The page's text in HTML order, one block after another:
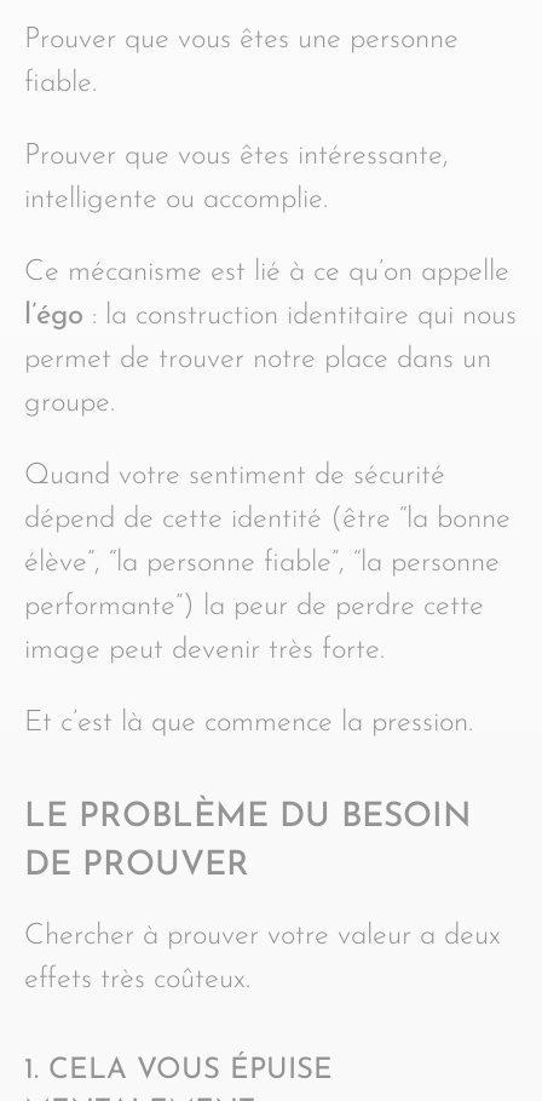
Prouver que vous êtes une personne
fiable.
Prouver que vous êtes intéressante,
intelligente ou accomplie.
Ce mécanisme est lié à ce qu’on appelle
l’égo : la construction identitaire qui nous
permet de trouver notre place dans un
groupe.
Quand votre sentiment de sécurité
dépend de cette identité (être “la bonne
élève”, “la personne fiable”, “la personne
performante”) la peur de perdre cette
image peut devenir très forte.
Et c’est là que commence la pression.
LE PROBLÈME DU BESOIN
DE PROUVER
Chercher à prouver votre valeur a deux
effets très coûteux.
1. CELA VOUS ÉPUISE